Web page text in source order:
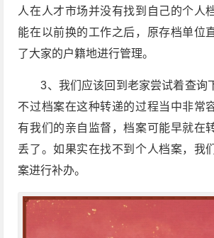
人在人才市场并没有找到自己的个人
能在以前换的工作之后，原存档单位
了大家的户籍地进行管理。
3、我们应该回到老家尝试着查询
不过档案在这种转递的过程当中非常
有我们的亲自监督，档案可能早就在
丢了。如果实在找不到个人档案，我
案进行补办。